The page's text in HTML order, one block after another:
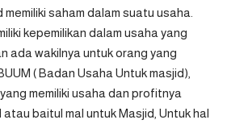
saham dalam suatu usaha.
kepemilikan dalam usaha yang
ada wakilnya untuk orang yang
( Badan Usaha Untuk masjid),
memiliki usaha dan profitnya
baitul mal untuk Masjid, Untuk hal